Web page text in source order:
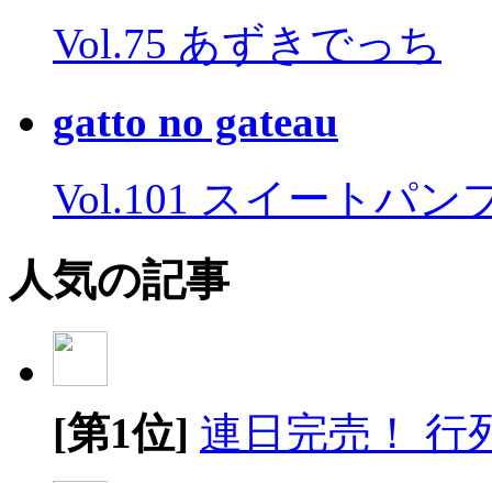
Vol.75 あずきでっち
gatto no gateau
Vol.101 スイートパン
人気の記事
[第1位] 連日完売！ 行